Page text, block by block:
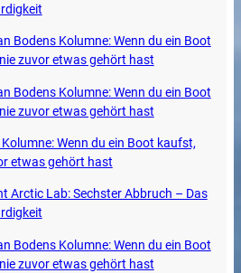
Bodens Kolumne: Wenn du ein Boot
zuvor etwas gehört hast
Bodens Kolumne: Wenn du ein Boot
zuvor etwas gehört hast
Wenn du ein Boot kaufst,
etwas gehört hast
Arctic Lab: Sechster Abbruch – Das
Bodens Kolumne: Wenn du ein Boot
zuvor etwas gehört hast